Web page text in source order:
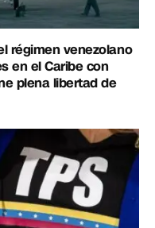
régimen venezolano
en el Caribe con
plena libertad de